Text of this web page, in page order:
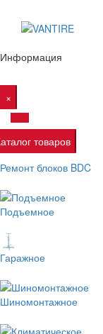
Информация
×
товаров
Ремонт блоков BDC
Подъемное
Гаражное
Шиномонтажное